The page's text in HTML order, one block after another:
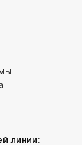
линии: